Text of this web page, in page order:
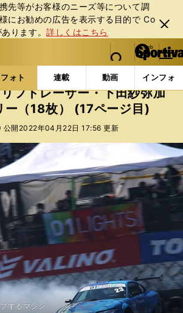
先等がお客様のニーズ等について調
にお勧めの広告を表⽰する⽬的で Co
ります。詳しくはこちら
閉じ
る
web Sportiva (webスポルティーバ)
検索
マイペ
ー
ジ
メニュ
フォト 連載 動画 インフォ
ー D1GP参戦！ドリフトレーサー・下
フトレーサー・下田紗弥加
ー（18枚） (17ページ目)
開 2022年04月22日 17:56 更新
加さん
加さん
加さん
加さん
加さん
加さん
加さん
加さん
加さん
加さんとスタッフたち
弥加さん
弥加さん
弥加さん
弥加さん
するマシン
するマシン
するマシン
するマシン